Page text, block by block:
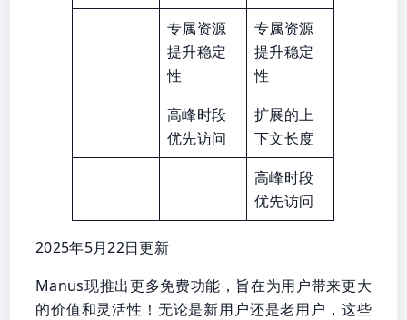
专属资源
提升稳定
性
专属资源
提升稳定
性
高峰时段
优先访问
扩展的上
下文长度
高峰时段
优先访问
2025年5月22日更新
Manus现推出更多免费功能，旨在为用户带来更大
的价值和灵活性！无论是新用户还是老用户，这些